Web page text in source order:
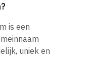
is een
uniek en